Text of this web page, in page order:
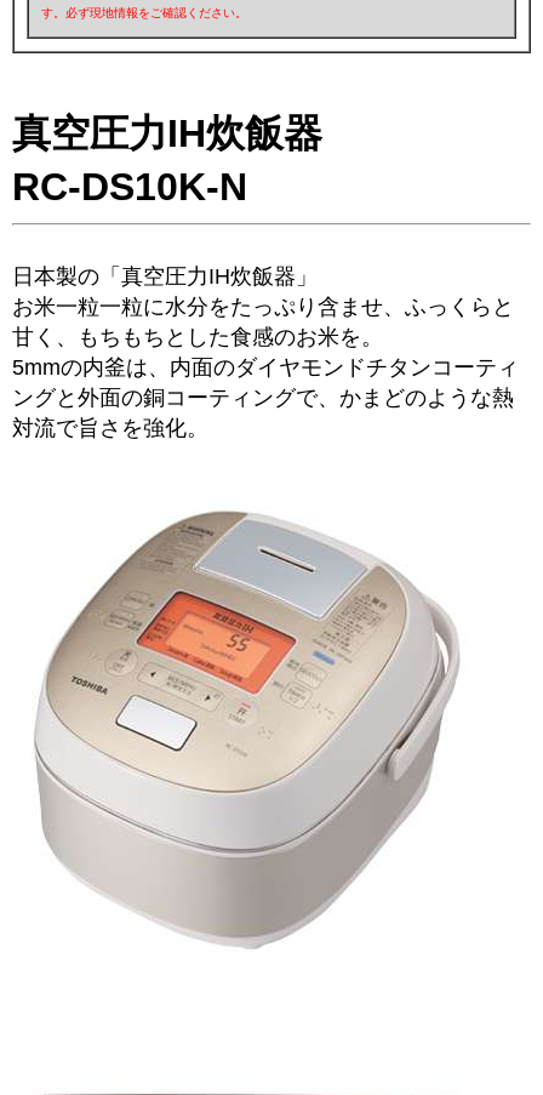
す。必ず現地情報をご確認ください。
真空圧力IH炊飯器
RC-DS10K-N
日本製の「真空圧力IH炊飯器」
お米一粒一粒に水分をたっぷり含ませ、ふっくらと
甘く、もちもちとした食感のお米を。
5mmの内釜は、内面のダイヤモンドチタンコーティ
ングと外面の銅コーティングで、かまどのような熱
対流で旨さを強化。